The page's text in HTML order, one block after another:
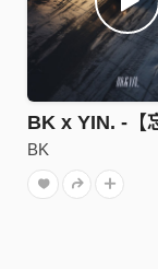
BK